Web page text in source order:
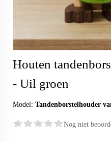
Houten
- Uil groen
Model: Tandenborstelhouder
Nog niet